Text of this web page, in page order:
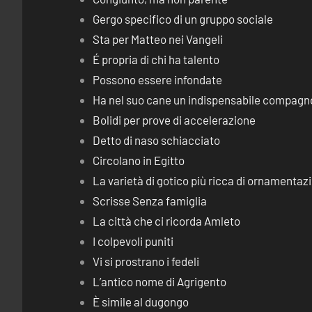
Gergo specifico di un gruppo sociale
Sta per Matteo nei Vangeli
É propria di chi ha talento
Possono essere infondate
Ha nel suo cane un indispensabile
Bolidi per prove di accelerazione
Detto di naso schiacciato
Circolano in Egitto
La varietà di gotico più ricca di
Scrisse Senza famiglia
La città che ci ricorda Amleto
I colpevoli puniti
Vi si prostrano i fedeli
L’antico nome di Agrigento
È simile al dugongo